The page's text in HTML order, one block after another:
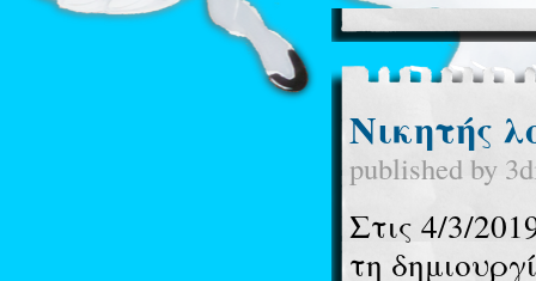
Νικητής
published by
Στις 4/3/
τη